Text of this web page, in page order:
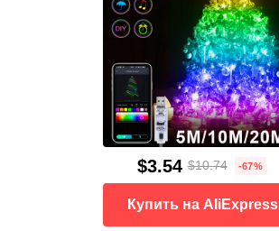
$3.54 $10.74 -67%
Купить на AliExpress